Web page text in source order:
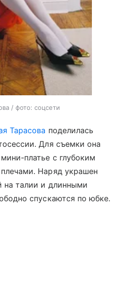
/ фото: соцсети
Тарасова поделилась
Для съемки она
платье с глубоким
Наряд украшен
на талии и длинными
спускаются по юбке.